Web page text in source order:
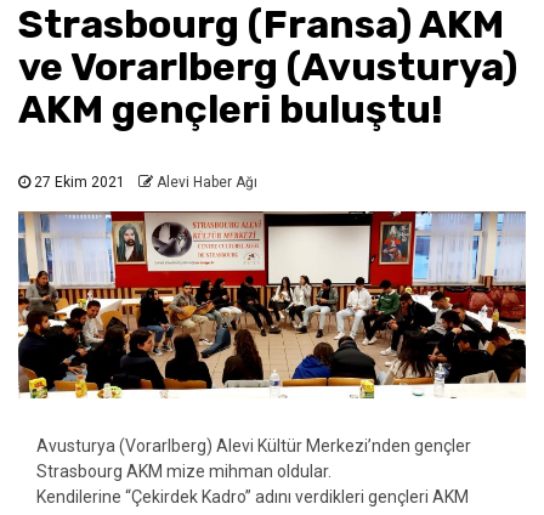
Strasbourg (Fransa) AKM
ve Vorarlberg (Avusturya)
AKM gençleri buluştu!
27 Ekim 2021 Alevi Haber Ağı
Avusturya (Vorarlberg) Alevi Kültür Merkezi’nden gençler
Strasbourg AKM mize mihman oldular.
Kendilerine “Çekirdek Kadro” adını verdikleri gençleri AKM